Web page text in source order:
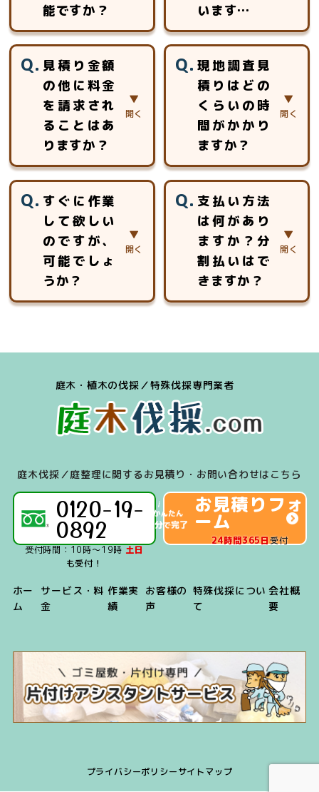
能ですか？
積りをさせて頂き
ご対応させていた
だきます。
います…
高所作業車等が使
用できない場所で
も、ロープを使用
した特殊伐採で対
応いたします。ロ
別教育を受けた作
業員チームが安全
安心第一に作業致
します。
見積り金額
の他に料金
を請求され
ることはあ
りますか？
用を頂く事はあり
ません。
現地調査見
積りはどの
くらいの時
間がかかり
ますか？
のお時間をいただ
いております。
お見積りは、対象
となる木の大きさ
や幹の太さ、生え
車可能な場所、搬
し、金額をお出し
させていただきま
す。
すぐに作業
して欲しい
のですが、
可能でしょ
うか？
業のケースは多数
支払い方法
は何があり
ますか？分
割払いはで
きますか？
Mastercard、
キャッシュレス決
済（iD、交通系
Linepay）」のご
庭木・植木の伐採／特殊伐採専門業者
庭木伐採／庭整理に関するお見積り・お問い合わせはこちら
0120-19-
0892
受付時間：10時～19時 土日
も受付！
お見積りフォ
ーム
24時間365日受付
ホー
ム
サービス・料
金
作業実
績
お客様の
声
特殊伐採につい
て
会社概
要
プライバシーポリシーサイトマップ